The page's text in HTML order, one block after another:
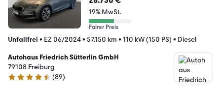
19% MwSt.
Fairer Preis
Unfallfrei • EZ 06/2024• 57.150 km • 110 kW (150 PS) • Diesel
Autohaus Friedrich Sütterlin GmbH
79108 Freiburg
4.4 Sterne
(89)